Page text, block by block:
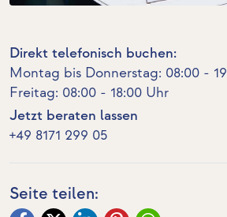
Direkt telefonisch buchen:
Montag bis Donnerstag: 08:00 -
Freitag: 08:00 - 18:00 Uhr
Jetzt beraten lassen
+49 8171 299 05
Seite teilen: